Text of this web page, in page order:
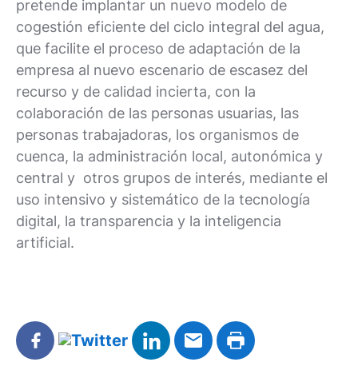
pretende implantar un nuevo modelo de
cogestión eficiente del ciclo integral del agua,
que facilite el proceso de adaptación de la
empresa al nuevo escenario de escasez del
recurso y de calidad incierta, con la
colaboración de las personas usuarias, las
personas trabajadoras, los organismos de
cuenca, la administración local, autonómica y
central y otros grupos de interés, mediante el
uso intensivo y sistemático de la tecnología
digital, la transparencia y la inteligencia
artificial.